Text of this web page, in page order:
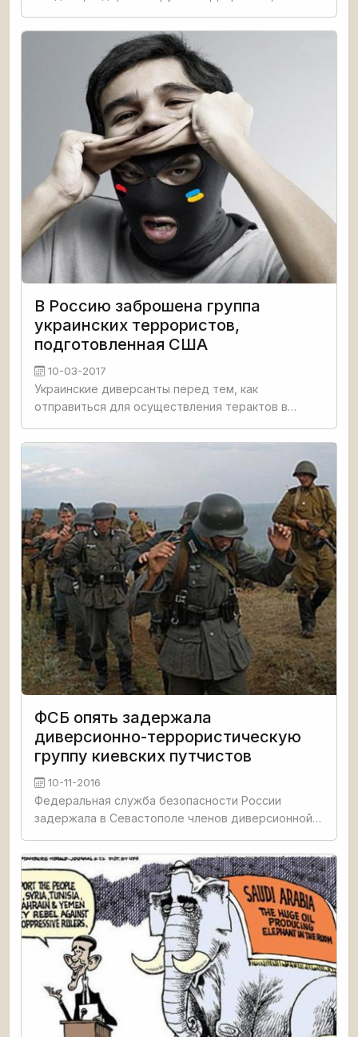
заместителя председателя Совета министров
ДНР, министра финансов Александра
В Россию заброшена группа
украинских террористов,
подготовленная США
10-03-2017
Украинские диверсанты перед тем, как
отправиться для осуществления терактов в
которую ведут американские инструкторы. Об
ФСБ опять задержала
диверсионно-террористическую
группу киевских путчистов
10-11-2016
Федеральная служба безопасности России
задержала в Севастополе членов диверсионной
диверсии на военных объектах в Крыму,
сообщили в Центре общественных связей